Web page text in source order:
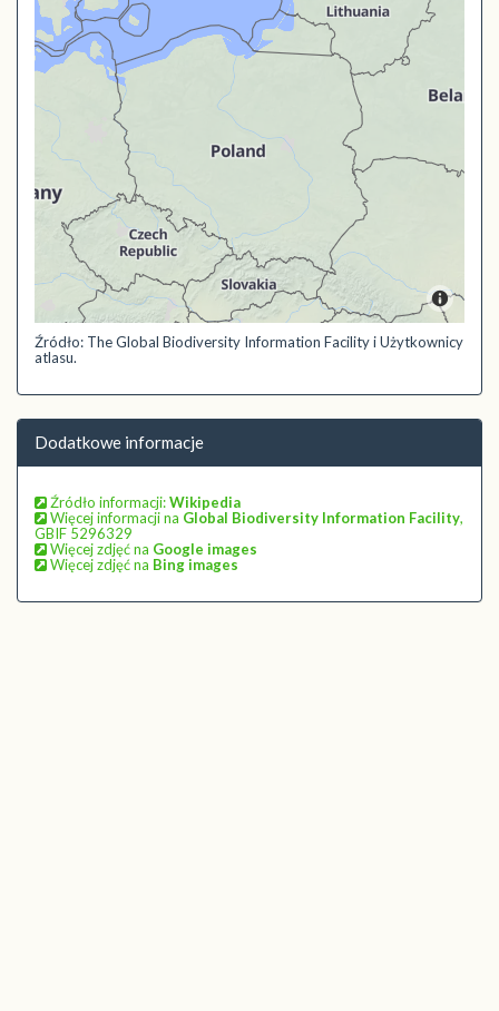
Źródło: The Global Biodiversity Information Facility i Użytkownicy
atlasu.
Dodatkowe informacje
Źródło informacji:Wikipedia
Więcej informacji na Global Biodiversity Information Facility,
GBIF 5296329
Więcej zdjęć na Google images
Więcej zdjęć na Bing images